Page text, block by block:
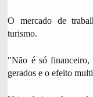
o
o
O mercado de
turismo.
"Não é só financeiro,
gerados e o efeito